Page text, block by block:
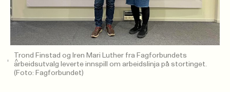
Trond Finstad og Iren Mari Luther fra Fagforbundets
arbeidsutvalg leverte innspill om arbeidslinja på stortinget.
(Foto: Fagforbundet)